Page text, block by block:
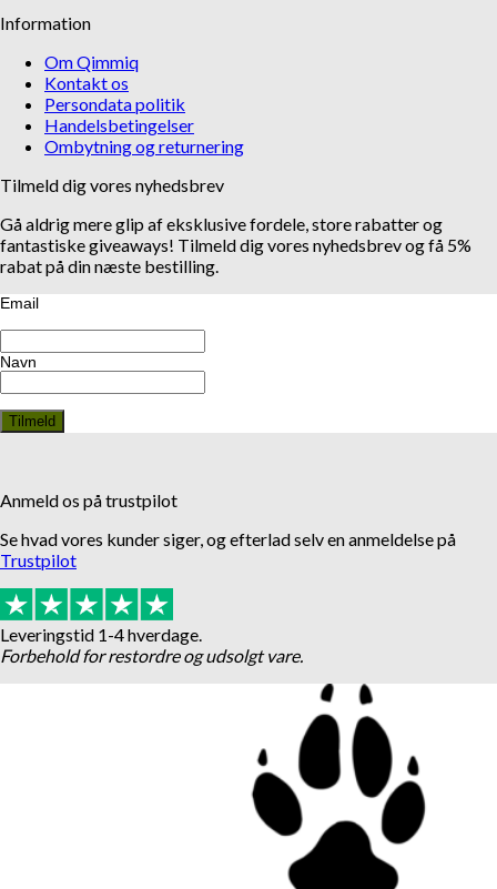
Information
Om Qimmiq
Kontakt os
Persondata politik
Handelsbetingelser
Ombytning og returnering
Tilmeld dig vores nyhedsbrev
Gå aldrig mere glip af eksklusive fordele, store rabatter og
fantastiske giveaways! Tilmeld dig vores nyhedsbrev og få 5%
rabat på din næste bestilling.
Email
Navn
Anmeld os på trustpilot
Se hvad vores kunder siger, og efterlad selv en anmeldelse på
Trustpilot
Leveringstid 1-4 hverdage.
Forbehold for restordre og udsolgt vare.